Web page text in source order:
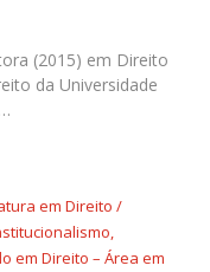
(2015) em Direito
da Universidade
em Direito
em Direito – Área em